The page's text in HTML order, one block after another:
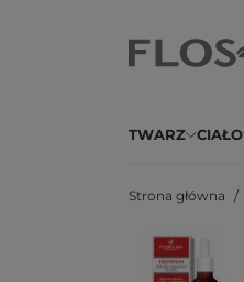
TWARZ CIAŁO
Strona główna